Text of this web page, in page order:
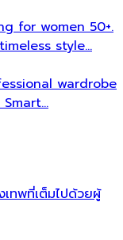
for women 50+.
style…
wardrobe
เทพที่เต็มไปด้วยผู้